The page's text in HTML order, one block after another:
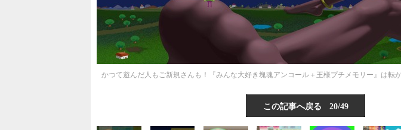
かつて遊んだ人もご新規さんも！『みんな大好き塊魂アンコール＋王様プチメモリー』は転
この記事へ戻る 20/49